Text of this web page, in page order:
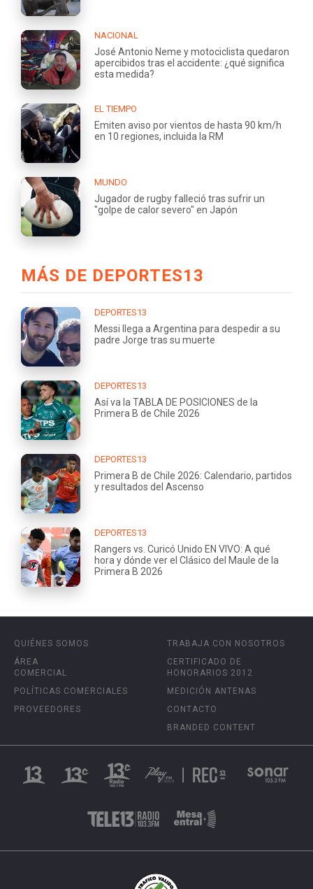
NACIONAL
José Antonio Neme y motociclista quedaron
apercibidos tras el accidente: ¿qué significa
esta medida?
EL TIEMPO
Emiten aviso por vientos de hasta 90 km/h
en 10 regiones, incluida la RM
MUNDO
Jugador de rugby falleció tras sufrir un
"golpe de calor severo" en Japón
MÁS DE DEPORTES13
DEPORTES13
Messi llega a Argentina para despedir a su
padre Jorge tras su muerte
DEPORTES13
Así va la TABLA DE POSICIONES de la
Primera B de Chile 2026
DEPORTES13
Primera B de Chile 2026: Calendario, partidos
y resultados del Ascenso
DEPORTES13
Rangers vs. Curicó Unido EN VIVO: A qué
hora y dónde ver el Clásico del Maule de la
Primera B 2026
QUIÉNES SOMOS
ÁREA
COMERCIAL
POLÍTICAS COMERCIALES
PROVEEDORES
TRABAJA CON NOSOTROS
CERTIFICADO DE
HONORARIOS 2012
MEDICIÓN ANTENAS
CONTACTO
BRANDED CONTENT